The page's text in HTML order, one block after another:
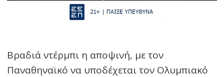
Βραδιά ντέρμπι η αποψινή, με τον
Παναθηναϊκό να υποδέχεται τον Ολυμπιακό